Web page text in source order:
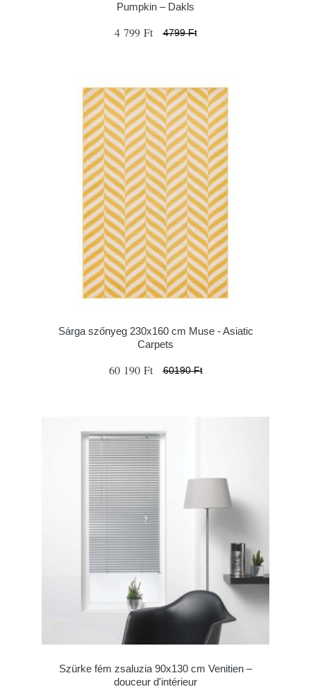
Pumpkin – Dakls
4 799 Ft 4799 Ft
Sárga szőnyeg 230x160 cm Muse - Asiatic
Carpets
60 190 Ft 60190 Ft
Szürke fém zsaluzia 90x130 cm Venitien –
douceur d'intérieur